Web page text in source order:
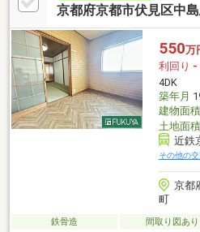
京都府京都市伏見区中
550万
利回り -
4DK
築年月
建物面積
土地面積
近鉄
その他の交
京都
町
鉄骨造 間取り図あり